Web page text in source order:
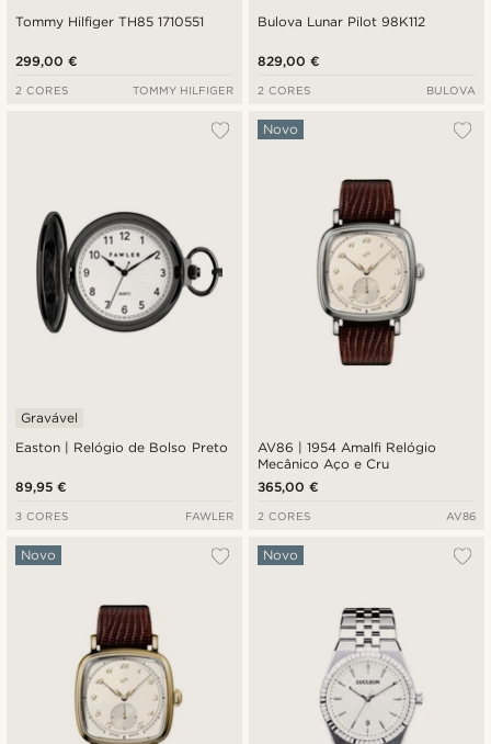
Tommy Hilfiger TH85 1710551
299,00 €
2 CORES TOMMY HILFIGER
Bulova Lunar Pilot 98K112
829,00 €
2 CORES BULOVA
Easton | Relógio de Bolso Preto
Gravável
89,95 €
3 CORES FAWLER
AV86 | 1954 Amalfi Relógio
Mecânico Aço e Cru
Novo
365,00 €
2 CORES AV86
Novo Novo